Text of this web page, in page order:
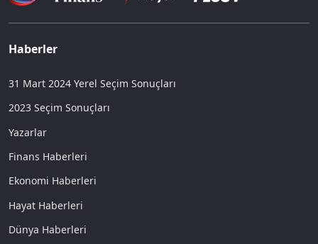
Haberler
31 Mart 2024 Yerel Seçim Sonuçları
2023 Seçim Sonuçları
Yazarlar
Finans Haberleri
Ekonomi Haberleri
Hayat Haberleri
Dünya Haberleri